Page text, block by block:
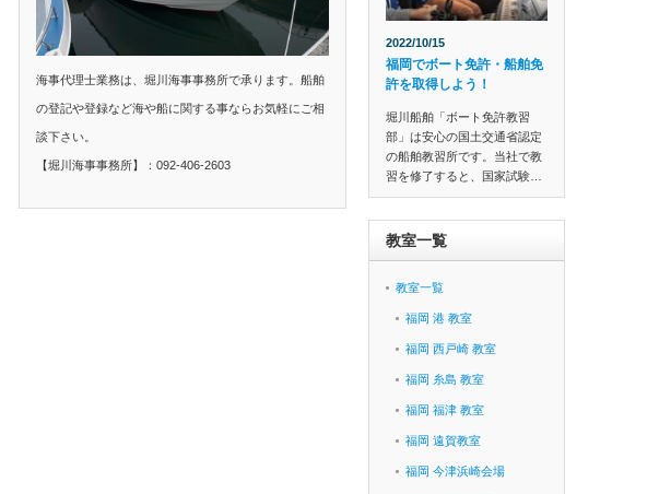
海事代理士業務は、堀川海事事務所で承ります。船舶
の登記や登録など海や船に関する事ならお気軽にご相
談下さい。
【堀川海事事務所】：092-406-2603
2022/10/15
福岡でボート免許・船舶免
許を取得しよう！
堀川船舶「ボート免許教習
部」は安心の国土交通省認定
の船舶教習所です。当社で教
習を修了すると、国家試験…
教室一覧
教室一覧
福岡 港 教室
福岡 西戸崎 教室
福岡 糸島 教室
福岡 福津 教室
福岡 遠賀教室
福岡 今津浜崎会場